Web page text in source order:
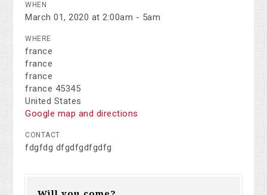
WHEN
March 01, 2020 at 2:00am - 5am
WHERE
france
france
france
france 45345
United States
Google map and directions
CONTACT
fdgfdg dfgdfgdfgdfg